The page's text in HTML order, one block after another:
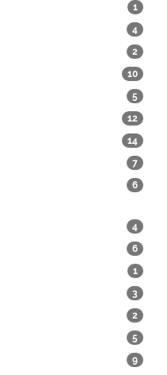
1
4
2
10
5
12
14
7
6
4
6
1
3
2
5
9